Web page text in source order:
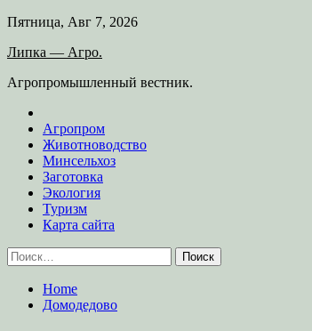
Skip
content
Пятница, Авг 7, 2026
Липка — Агро.
Агропромышленный вестник.
Агропром
Животноводство
Минсельхоз
Заготовка
Экология
Туризм
Карта сайта
Найти:
Home
Домодедово